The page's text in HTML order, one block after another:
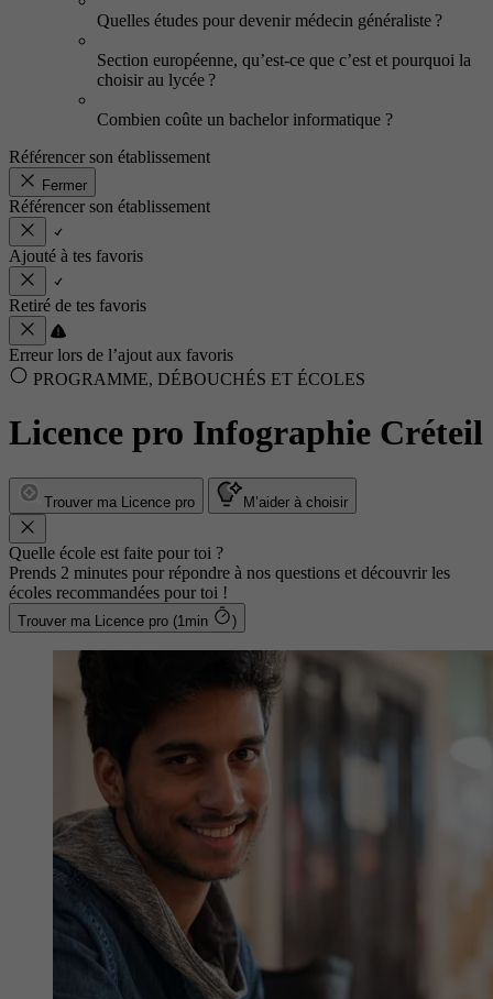
Quelles études pour devenir médecin généraliste ?
Section européenne, qu’est-ce que c’est et pourquoi la
choisir au lycée ?
Combien coûte un bachelor informatique ?
Référencer son établissement
Fermer
Référencer son établissement
Ajouté à tes favoris
Retiré de tes favoris
Erreur lors de l’ajout aux favoris
PROGRAMME, DÉBOUCHÉS ET ÉCOLES
Licence pro Infographie Créteil
Trouver ma Licence pro M’aider à choisir
Quelle école est faite pour toi ?
Prends 2 minutes pour répondre à nos questions et découvrir les
écoles recommandées pour toi !
Trouver ma Licence pro (1min )